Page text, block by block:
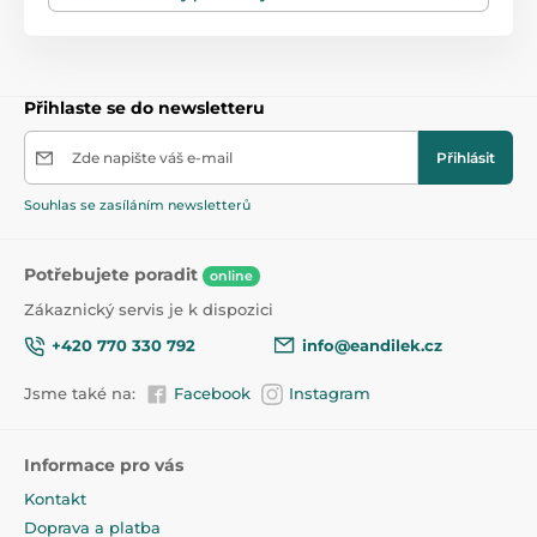
- dlouhá léta skvělé zábavy díky vysoce kvalitním
evropské certifikáty
- jasný návod a snadná montáž
Rozměry balení
Maximální nosnost
Přihlaste se do newsletteru
Zde napište váš e-mail Přihlásit
Souhlas se zasíláním newsletterů
Potřebujete poradit online
Zákaznický servis je k dispozici
+420 770 330 792
info@eandilek.cz
Jsme také na: Facebook Instagram
Informace pro vás
Kontakt
Doprava a platba